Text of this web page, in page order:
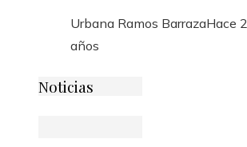
Urbana Ramos BarrazaHace 2
años
Noticias